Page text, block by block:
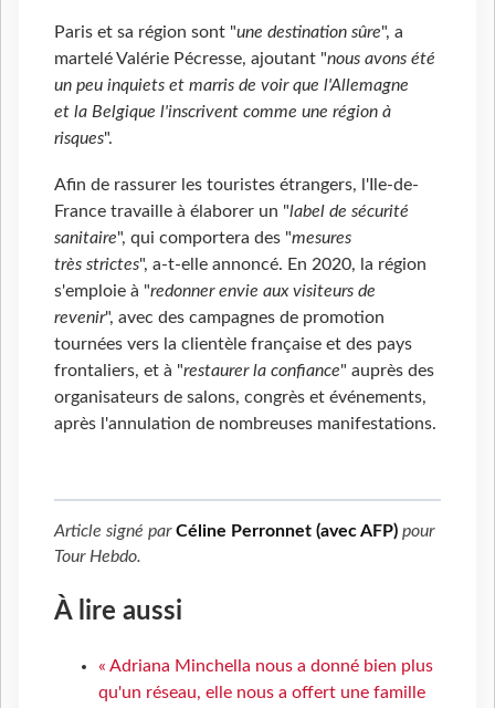
Paris et sa région sont "une destination sûre", a
martelé Valérie Pécresse, ajoutant "nous avons été
un peu inquiets et marris de voir que l'Allemagne
et la Belgique l'inscrivent comme une région à
risques".
Afin de rassurer les touristes étrangers, l'Ile-de-
France travaille à élaborer un "label de sécurité
sanitaire", qui comportera des "mesures
très strictes", a-t-elle annoncé. En 2020, la région
s'emploie à "redonner envie aux visiteurs de
revenir", avec des campagnes de promotion
tournées vers la clientèle française et des pays
frontaliers, et à "restaurer la confiance" auprès des
organisateurs de salons, congrès et événements,
après l'annulation de nombreuses manifestations.
Article signé parCéline Perronnet (avec AFP) pour
Tour Hebdo.
À lire aussi
« Adriana Minchella nous a donné bien plus
qu'un réseau, elle nous a offert une famille